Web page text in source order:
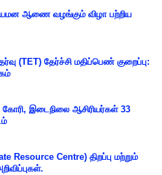
ஆணை வழங்கும் விழா பற்றிய
(TET) தேர்ச்சி மதிப்பெண் குறைப்பு:
இடைநிலை ஆசிரியர்கள் 33
Resource Centre) திறப்பு மற்றும்